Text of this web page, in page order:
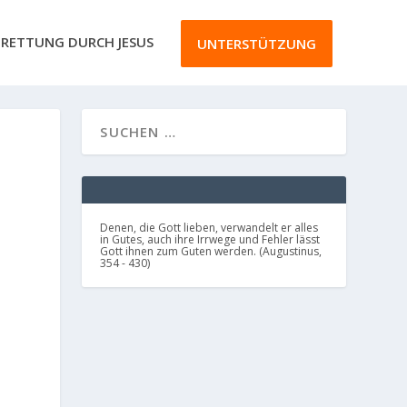
RETTUNG DURCH JESUS UNTERSTÜTZUNG
Denen, die Gott lieben, verwandelt er alles
in Gutes, auch ihre Irrwege und Fehler lässt
Gott ihnen zum Guten werden. (Augustinus,
354 - 430)